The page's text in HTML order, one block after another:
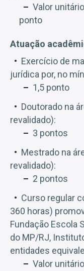
Valor
ponto
Atuação
Exercício de
jurídica por, no
1,5 ponto
Doutorado na
revalidado):
3 pontos
Mestrado na
revalidado):
2 pontos
Curso regular
360 horas)
Fundação Escola
do MP/RJ,
entidades
Valor